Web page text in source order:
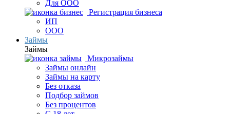
Для ООО
Регистрация бизнеса
ИП
ООО
Займы
Займы
Микрозаймы
Займы онлайн
Займы на карту
Без отказа
Подбор займов
Без процентов